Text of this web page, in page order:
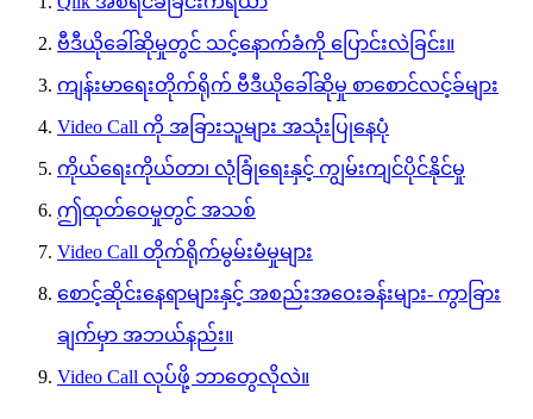
ဗီဒီယိုခေါ်ဆိုမှုတွင် သင့်နောက်ခံကို ပြောင်းလဲခြင်း။
ကျန်းမာရေးတိုက်ရိုက် ဗီဒီယိုခေါ်ဆိုမှု စာစောင်လင့်ခ်များ
Video Call ကို အခြားသူများ အသုံးပြုနေပုံ
ကိုယ်ရေးကိုယ်တာ၊ လုံခြုံရေးနှင့် ကျွမ်းကျင်ပိုင်နိုင်မှု
ဤထုတ်ဝေမှုတွင် အသစ်
Video Call တိုက်ရိုက်မွမ်းမံမှုများ
စောင့်ဆိုင်းနေရာများနှင့် အစည်းအဝေးခန်းများ- ကွာခြား
ချက်မှာ အဘယ်နည်း။
Video Call လုပ်ဖို့ ဘာတွေလိုလဲ။